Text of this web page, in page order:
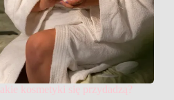
kosmetyki się przydadzą?